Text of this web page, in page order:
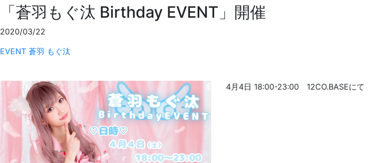
「蒼羽もぐ汰 Birthday EVENT」開催
2020/03/22
EVENT 蒼羽 もぐ汰
4月4日 18:00-23:00 12CO.BASEにて